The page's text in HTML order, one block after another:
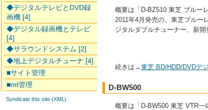
概要は「D-BZ510 東芝 ブルー
2011年4月発売の、東芝ブルー
ジタルダブルチューナー、新開
続きは→東芝 BD/HDD/DVDデ
D-BW500
概要は「D-BW500 東芝 VTR
◆デジタルテレビとDVD録
画機 [4]
◆デジタル録画機とテレビ
[4]
◆サラウンドシステム [2]
◆地上デジタルチューナ [4]
■サイト管理
■mt管理
Syndicate this site (XML)